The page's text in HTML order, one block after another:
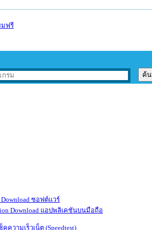
ซอฟต์แวร์
แอปพลิเคชันบนมือถือ
คความเร็วเน็ต (Speedtest)